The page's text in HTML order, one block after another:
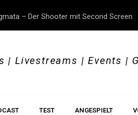
– Der Shooter mit Second Screen
| Livestreams | Events |
TEST ANGESPIELT